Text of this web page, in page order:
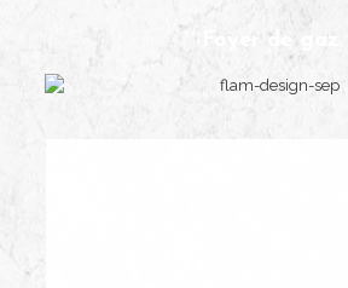
Foyer de gaz